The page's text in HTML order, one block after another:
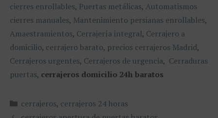
cierres enrollables, Puertas metálicas, Automatismos
cierres manuales, Mantenimiento persianas enrollables,
Amaestramientos, Cerrajería integral, Cerrajero a
domicilio, cerrajero barato, precios cerrajeros Madrid,
Cerrajeros urgentes, Cerrajeros de urgencia, Cerraduras
puertas, cerrajeros domicilio 24h baratos
Categorías
cerrajeros, cerrajeros 24 horas